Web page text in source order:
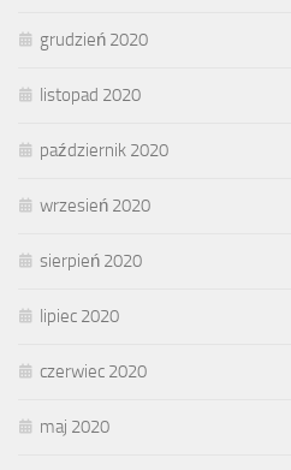
grudzień 2020
listopad 2020
październik 2020
wrzesień 2020
sierpień 2020
lipiec 2020
czerwiec 2020
maj 2020